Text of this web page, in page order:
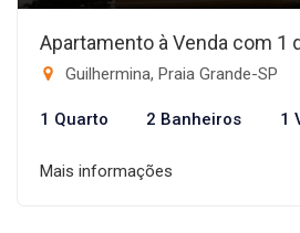
Apartamento à Venda com 1
Guilhermina, Praia Grande-SP
1 Quarto 2 Banheiros 1
Mais informações